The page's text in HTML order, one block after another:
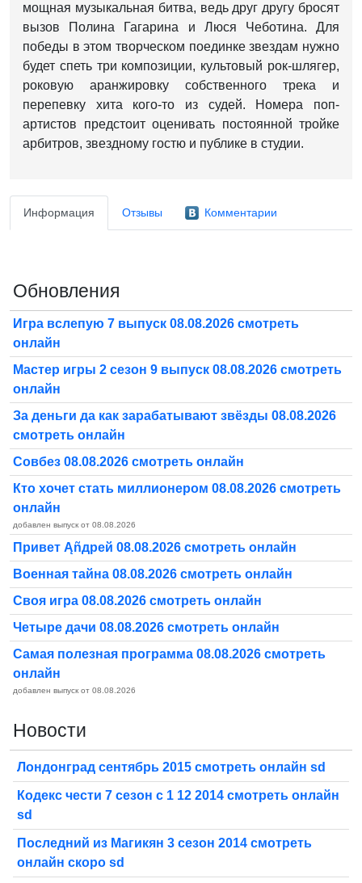
мощная музыкальная битва, ведь друг другу бросят
вызов Полина Гагарина и Люся Чеботина. Для
победы в этом творческом поединке звездам нужно
будет спеть три композиции, культовый рок-шлягер,
роковую аранжировку собственного трека и
перепевку хита кого-то из судей. Номера поп-
артистов предстоит оценивать постоянной тройке
арбитров, звездному гостю и публике в студии.
Информация Отзывы Комментарии
Обновления
Игра вслепую 7 выпуск 08.08.2026 смотреть
онлайн
Мастер игры 2 сезон 9 выпуск 08.08.2026 смотреть
онлайн
За деньги да как зарабатывают звёзды 08.08.2026
смотреть онлайн
Совбез 08.08.2026 смотреть онлайн
Кто хочет стать миллионером 08.08.2026 смотреть
онлайн
добавлен выпуск от 08.08.2026
Привет Ąñдpей 08.08.2026 смотреть онлайн
Военная тайна 08.08.2026 смотреть онлайн
Своя игра 08.08.2026 смотреть онлайн
Четыре дачи 08.08.2026 смотреть онлайн
Самая полезная программа 08.08.2026 смотреть
онлайн
добавлен выпуск от 08.08.2026
Новости
Лондонград сентябрь 2015 смотреть онлайн sd
Кодекс чести 7 сезон с 1 12 2014 смотреть онлайн
sd
Последний из Магикян 3 сезон 2014 смотреть
онлайн скоро sd